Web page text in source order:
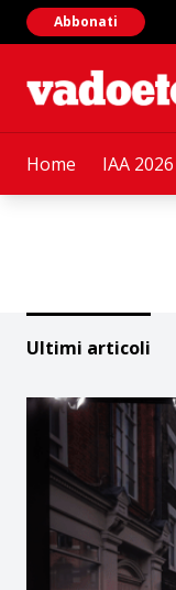
Home IAA 2026
Abbonati
Ultimi articoli